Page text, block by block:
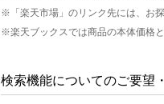
※「楽天市場」のリンク先には、お
※楽天ブックスでは商品の本体価格
検索機能についてのご要望